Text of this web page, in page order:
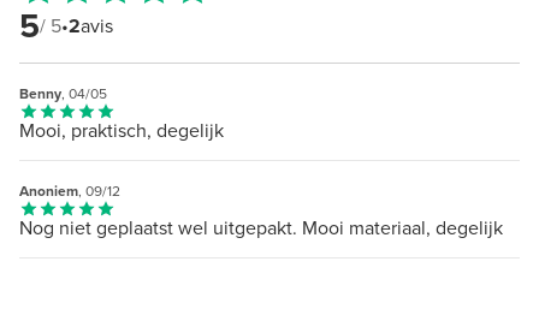
5/ 5•2avis
Benny, 04/05
Mooi, praktisch, degelijk
Anoniem, 09/12
Nog niet geplaatst wel uitgepakt. Mooi materiaal, degelijk